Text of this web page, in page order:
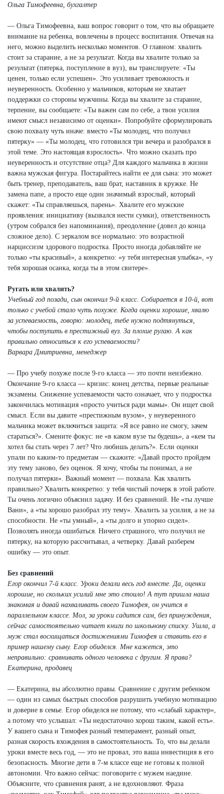
Ольга Тимофеевна, бухгалтер
— Ольга Тимофеевна, ваш вопрос говорит о том, что вы обращаете
внимание на ребенка, вовлечены в процесс воспитания. Отвечая на
него, можно выделить несколько моментов. О главном: хвалить
стоит за старание, а не за результат. Когда вы хвалите только за
результат (пятерка, поступление в вуз), вы транслируете: «Ты
ценен, только если успешен». Это усиливает тревожность и
неуверенность. Особенно у мальчиков, которым не хватает
поддержки со стороны мужчины. Когда вы хвалите за старание,
терпение, вы сообщаете: «Ты важен сам по себе, а твои усилия
имеют смысл независимо от оценки». Попробуйте сформулировать
свою похвалу чуть иначе: вместо «Ты молодец, что получил
пятерку» — «Ты молодец, что готовился три вечера и разобрался в
этой теме. Это настоящая взрослость». Что можно сказать про
неуверенность и отсутствие отца? Для каждого мальчика в жизни
важна мужская фигура. Постарайтесь найти ее для сына: это может
быть тренер, преподаватель, ваш брат, наставник в кружке. Не
замена папе, а просто еще один значимый взрослый, который
скажет: «Ты справляешься, парень». Хвалите его мужские
проявления: инициативу (вызвался нести сумки), ответственность
(утром собрался без напоминания), преодоление (довел до конца
сложное дело). С зеркалом все нормально: это возрастной
нарциссизм здорового подростка. Просто иногда добавляйте не
только «ты красивый», а конкретно: «у тебя интересная улыбка», «у
тебя хорошая осанка, когда ты в этом свитере».
Ругать или хвалить?
Учебный год позади, сын окончил 9-й класс. Собирается в 10-й, вот
только с учебой стало чуть похуже. Когда оценки хорошие, хвалю
за успеваемость, говорю: молодец, тебе нужно подтянуться,
чтобы поступить в престижный вуз. За плохие ругаю. А как
правильно относиться к его успеваемости?
Варвара Дмитриевна, менеджер
— Про учебу похуже после 9-го класса — это почти неизбежно.
Окончание 9-го класса — кризис: конец детства, первые реальные
экзамены. Снижение успеваемости часто означает, что у подростка
закончилась мотивация «просто учиться ради мамы». Он ищет свой
смысл. Если вы давите «престижным вузом», у неуверенного
мальчика может включиться защита: «Я все равно не смогу, зачем
стараться?». Смените фокус: не «в каком вузе ты будешь», а «кем ты
хотел бы стать через 7 лет? Что любишь делать?». Если оценки
упали по каким-то предметам — скажите: «Давай просто пройдем
эту тему заново, без оценок. Я хочу, чтобы ты понимал, а не
получал пятерки». Важный момент — похвала. Как хвалить
правильно? Хвалить конкретно: у тебя чистый почерк в этой работе.
Ты очень логично объяснил задачу. И без сравнений. Не «ты лучше
Вани», а «ты хорошо разобрал эту тему». Хвалить за усилия, а не за
способности. Не «ты умный», а «ты долго и упорно сидел».
Позволять иногда ошибаться. Ничего страшного, что получил не
пятерку, на которую рассчитывал, а четверку. Давай разберем
ошибку — это опыт.
Без сравнений
Егор окончил 7-й класс. Уроки делали весь год вместе. Да, оценки
хорошие, но скольких усилий мне это стоило! А тут пришла наша
знакомая и давай нахваливать своего Тимофея, он учится в
параллельном классе. Мол, за уроки садится сам, без принуждения,
сейчас самостоятельно читает книги по школьному списку. Ушла, а
муж стал восхищаться достижениями Тимофея и ставить его в
пример нашему сыну. Егор обиделся. Мне кажется, это
неправильно: сравнивать одного человека с другим. Я права?
Екатерина, продавец
— Екатерина, вы абсолютно правы. Сравнение с другим ребенком
— один из самых быстрых способов разрушить учебную мотивацию
и доверие в семье. Егор обиделся не потому, что «слабый характер»,
а потому что услышал: «Ты недостаточно хорош таким, какой есть».
У вашего сына и Тимофея разный темперамент, разный опыт,
разная скорость вхождения в самостоятельность. То, что вы делали
уроки вместе весь год, — это не провал, это ваша инвестиция в его
безопасность. Многие дети в 7-м классе еще не готовы к полной
автономии. Что важно сейчас: поговорите с мужем наедине.
Объясните, что сравнения ранят, а не вдохновляют. Фраза